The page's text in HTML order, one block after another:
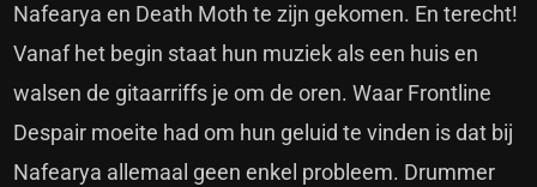
Nafearya en Death Moth te zijn gekomen. En terecht!
Vanaf het begin staat hun muziek als een huis en
walsen de gitaarriffs je om de oren. Waar Frontline
Despair moeite had om hun geluid te vinden is dat bij
Nafearya allemaal geen enkel probleem. Drummer